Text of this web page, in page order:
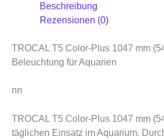
Beschreibung
Rezensionen (0)
TROCAL T5 Color-Plus 1047 mm
Beleuchtung für Aquarien
nn
TROCAL T5 Color-Plus 1047 mm
täglichen Einsatz im Aquarium.